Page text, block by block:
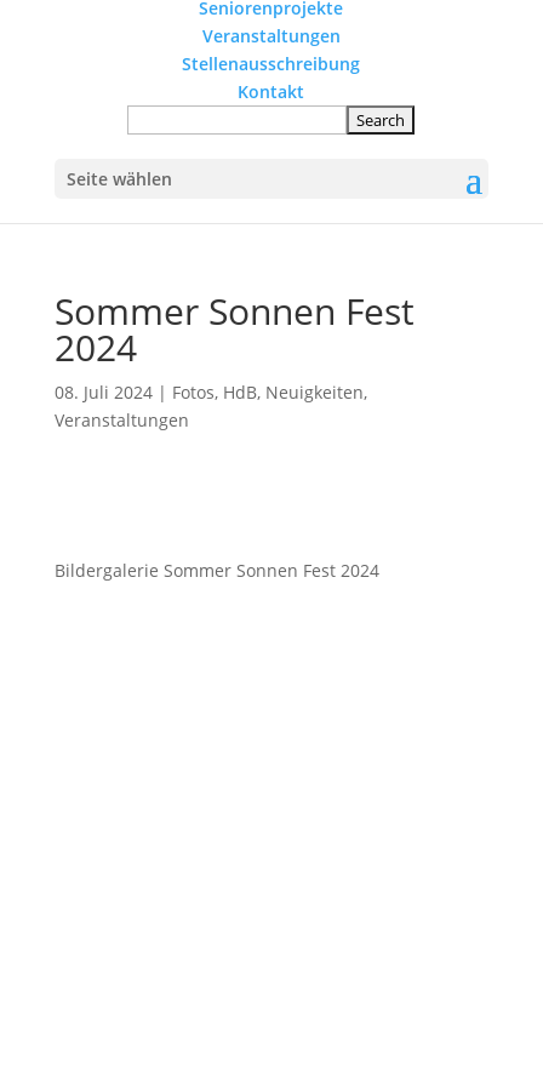
Seniorenprojekte
Veranstaltungen
Stellenausschreibung
Kontakt
Seite wählen
Sommer Sonnen Fest
2024
08. Juli 2024| Fotos, HdB, Neuigkeiten,
Veranstaltungen
Bildergalerie Sommer Sonnen Fest 2024